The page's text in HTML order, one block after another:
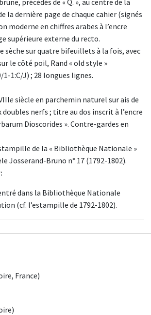
précédés de « Q. », au centre de la
la dernière page de chaque cahier (signés
moderne en chiffres arabes à l’encre
supérieure externe du recto.
sèche sur quatre bifeuillets à la fois, avec
le côté poil, Rand « old style »
1:C/J) ; 28 longues lignes.
esiècle en parchemin naturel sur ais de
doubles nerfs ; titre au dos inscrit à l’encre
Dioscorides ». Contre-gardes en
de la « Bibliothèque Nationale »
Josserand-Bruno n° 17 (1792-1802).
dans la Bibliothèque Nationale
(cf. l’estampille de 1792-1802).
France)